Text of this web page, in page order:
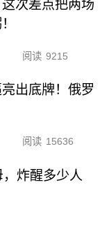
次差点把两场
阅读 9215
出底牌！俄罗
阅读 15636
，炸醒多少人